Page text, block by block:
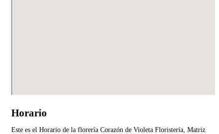
Horario
Este es el Horario de la florería Corazón de Violeta Floristería, Matriz